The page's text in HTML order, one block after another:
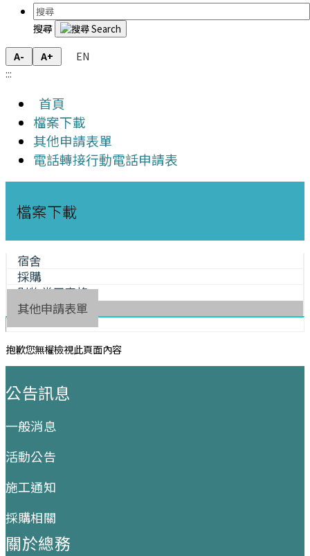
搜尋
A- A+
EN
:::
首頁
檔案下載
其他申請表單
電話轉接行動電話申請表
檔案下載
宿舍
採購
財物常用表格
其他申請表單
抱歉您無權檢視此頁面內容
公告訊息
一般消息
活動公告
施工通知
採購相關
關於總務